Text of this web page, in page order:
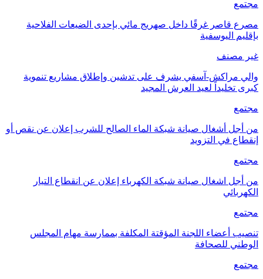
مجتمع
مصرع قاصر غرقًا داخل صهريج مائي بإحدى الضيعات الفلاحية
بإقليم اليوسفية
غير مصنف
والي مراكش-آسفي يشرف على تدشين وإطلاق مشاريع تنموية
كبرى تخليداً لعيد العرش المجيد
مجتمع
من أجل أشغال صيانة شبكة الماء الصالح للشرب إعلان عن نقص أو
إنقطاع في التزويد
مجتمع
من أجل اشغال صيانة شبكة الكهرباء إعلان عن انقطاع التيار
الكهربائي
مجتمع
تنصيب أعضاء اللجنة المؤقتة المكلفة بممارسة مهام المجلس
الوطني للصحافة
مجتمع